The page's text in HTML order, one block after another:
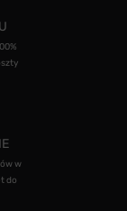
w
do